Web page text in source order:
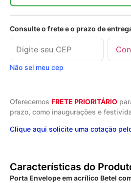
Consulte o frete e o prazo de
Não sei meu cep
Oferecemos FRETE PRIORITÁRIO
prazo, como inaugurações e
Clique aqui solicite uma cotação
Características do
Porta Envelope em acrílico Betel